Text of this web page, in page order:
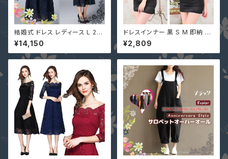
結婚式 ドレス レディース L 2L
3L 4L 5L 6L ネイビー 長袖 袖
あり 大きいサイズ MD-Y1620
66 パーティー 花柄 総レース
ス
¥14,150
ドレスインナー 黒 S M 即納 ド
レスの下の必需品 クリアストラ
ップ付 透け防止 ドレス用 イン
ナー スリップ ペチコート dre-1
¥2,809